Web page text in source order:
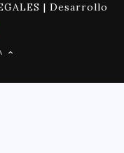
| Desarrollo